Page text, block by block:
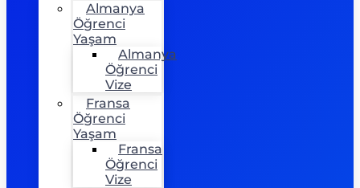
Almanya
Öğrenci
Yaşam
Almanya
Öğrenci
Vize
Fransa
Öğrenci
Yaşam
Fransa
Öğrenci
Vize